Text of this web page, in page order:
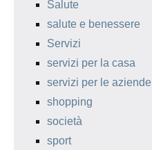
Salute
salute e benessere
Servizi
servizi per la casa
servizi per le aziende
shopping
società
sport